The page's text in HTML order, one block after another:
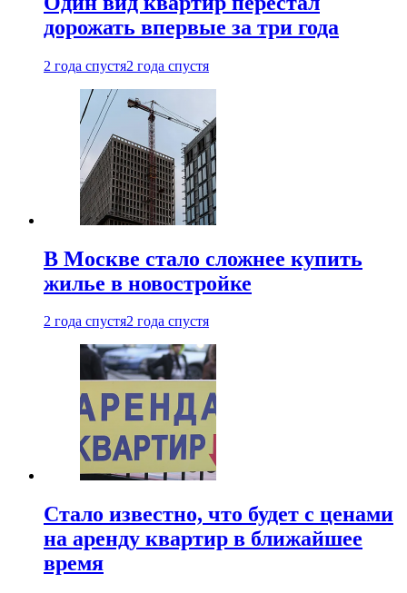
дорожать впервые за три года
2 года спустя2 года спустя
В Москве стало сложнее купить
жилье в новостройке
2 года спустя2 года спустя
Стало известно, что будет с ценами
на аренду квартир в ближайшее
время